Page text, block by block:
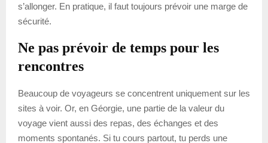
s’allonger. En pratique, il faut toujours prévoir une marge de
sécurité.
Ne pas prévoir de temps pour les
rencontres
Beaucoup de voyageurs se concentrent uniquement sur les
sites à voir. Or, en Géorgie, une partie de la valeur du
voyage vient aussi des repas, des échanges et des
moments spontanés. Si tu cours partout, tu perds une